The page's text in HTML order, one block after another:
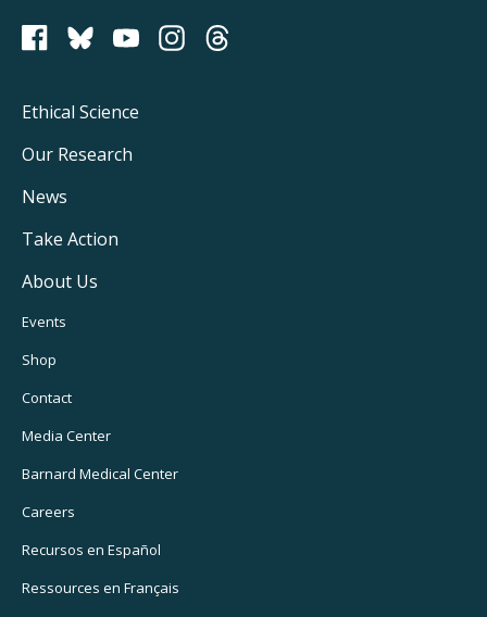
PCRM on Bluesky
Footer
Main
Navigation
Ethical Science
Our Research
News
Take Action
About Us
Footer
Utility
Navigation
Events
Shop
Contact
Media Center
Barnard Medical Center
Careers
Recursos en Español
Ressources en Français